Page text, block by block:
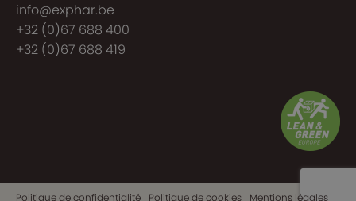
info@exphar.be
+32 (0)67 688 400
+32 (0)67 688 419
Politique de confidentialité Politique de cookies Mentions légales